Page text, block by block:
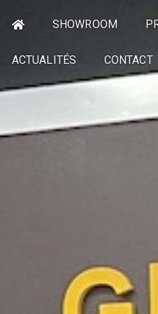
SHOWROOM
ACTUALITÉS CONTACT